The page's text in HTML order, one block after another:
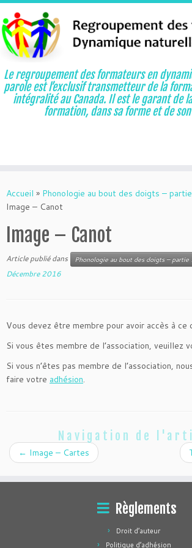
au
contenu
Le regroupement des formateurs en
parole est l’exclusif transmetteur de la
intégralité au Canada. Il est le garant de
formation, dans sa forme et de
Accueil » Phonologie au bout des doigts –
Image – Canot
Image – Canot
Article publié dans Phonologie au bout des doigts –
Décembre 2016
Vous devez être membre pour avoir accès à ce
Si vous êtes membre de l’association, veuillez
Si vous n’êtes pas membre de l’association,
faire votre adhésion.
Navigation de
← Image – Cartes
Règlements
Droit d’auteur
Politique d’adhésion